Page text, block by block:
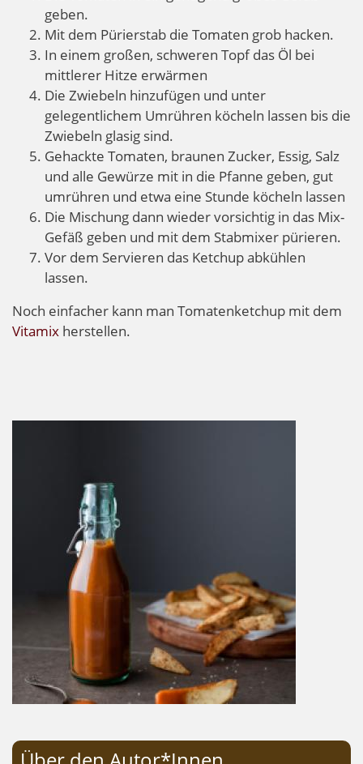
geben.
Mit dem Pürierstab die Tomaten grob hacken.
In einem großen, schweren Topf das Öl bei
mittlerer Hitze erwärmen
Die Zwiebeln hinzufügen und unter
gelegentlichem Umrühren köcheln lassen bis die
Zwiebeln glasig sind.
Gehackte Tomaten, braunen Zucker, Essig, Salz
und alle Gewürze mit in die Pfanne geben, gut
umrühren und etwa eine Stunde köcheln lassen
Die Mischung dann wieder vorsichtig in das Mix-
Gefäß geben und mit dem Stabmixer pürieren.
Vor dem Servieren das Ketchup abkühlen
lassen.
Noch einfacher kann man Tomatenketchup mit dem
Vitamix herstellen.